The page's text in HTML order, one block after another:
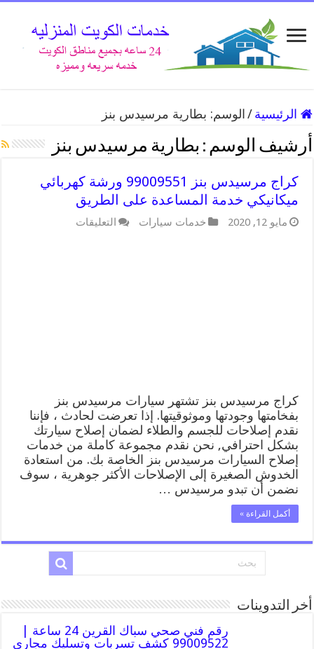
الرئيسية / الوسم: بطارية مرسيدس بنز
أرشيف الوسم : بطارية مرسيدس بنز
كراج مرسيدس بنز 99009551 ورشة كهربائي
ميكانيكي خدمة المساعدة على الطريق
مايو 12, 2020 خدمات سيارات التعليقات
كراج مرسيدس بنز تشتهر سيارات مرسيدس بنز
بفخامتها وجودتها وموثوقيتها. إذا تعرضت لحادث ، فإننا
نقدم إصلاحات للجسم والطلاء لضمان إصلاح سيارتك
بشكل احترافي, نحن نقدم مجموعة كاملة من خدمات
إصلاح السيارات مرسيدس بنز الخاصة بك. من استعادة
الخدوش الصغيرة إلى الإصلاحات الأكثر جوهرية ، سوف
نضمن أن تبدو مرسيدس …
أكمل القراءة »
أخر التدوينات
رقم فني صحي سباك القرين 24 ساعة |
99009522 كشف تسربات وتسليك مجاري